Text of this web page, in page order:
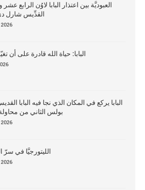
العبوديَّة بين اعتذار البابا لاوُن الرابع
القدِّيس شارل
البابا: حياة الله قادرة على أن
البابا يركع في المكان الذي نجا فيه البابا
بولس الثاني من محاولة
الليتورجيَّا في سرّ